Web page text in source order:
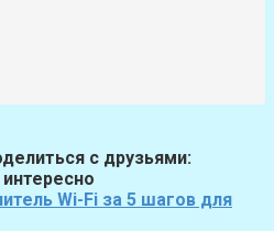
с друзьями:
Wi-Fi за 5 шагов для